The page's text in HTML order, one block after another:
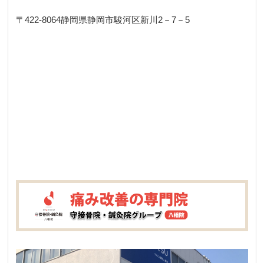
〒422-8064静岡県静岡市駿河区新川2－7－5